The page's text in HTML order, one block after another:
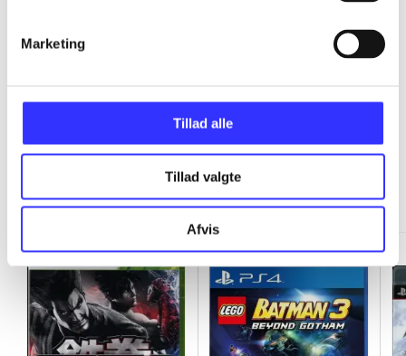
Marketing
Tillad alle
Tillad valgte
Afvis
...